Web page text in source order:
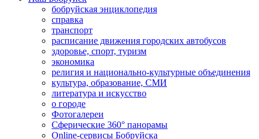
бобруйская энциклопедия
справка
транспорт
расписание движения городских автобусов
здоровье, спорт, туризм
экономика
религия и национально-культурные объединения
культура, образование, СМИ
литература и искусство
о городе
Фотогалереи
Сферические 360° панорамы
Online-сервисы Бобруйска